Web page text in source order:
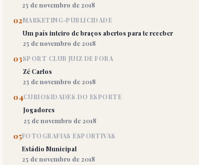
25 de novembro de 2018
02MARKETING-PUBLICIDADE
Um país inteiro de braços abertos para te receber
25 de novembro de 2018
03SPORT CLUB JUIZ DE FORA
Zé Carlos
25 de novembro de 2018
04CURIOSIDADES DO ESPORTE
Jogadores
25 de novembro de 2018
05FOTOGRAFIAS ESPORTIVAS
Estádio Municipal
25 de novembro de 2018